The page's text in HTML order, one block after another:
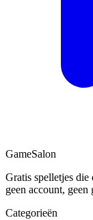
GameSalon
Gratis spelletjes
geen account,
Categorieën